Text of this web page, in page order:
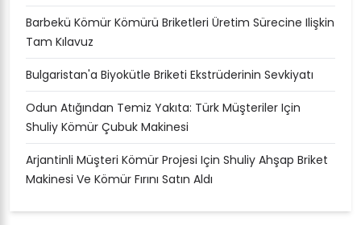
Barbekü Kömür Kömürü Briketleri Üretim Sürecine Ilişkin
Tam Kılavuz
Bulgaristan'a Biyokütle Briketi Ekstrüderinin Sevkiyatı
Odun Atığından Temiz Yakıta: Türk Müşteriler Için
Shuliy Kömür Çubuk Makinesi
Arjantinli Müşteri Kömür Projesi Için Shuliy Ahşap Briket
Makinesi Ve Kömür Fırını Satın Aldı